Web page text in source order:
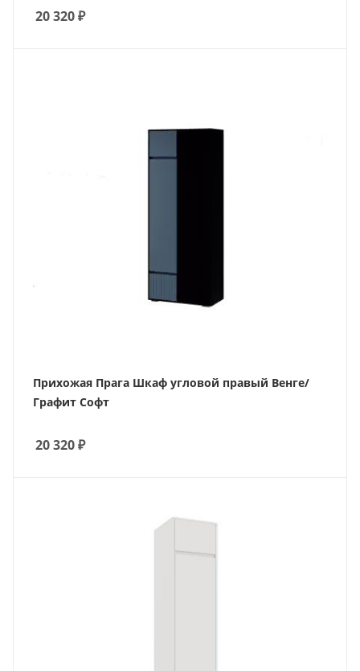
20 320₽
Прихожая Прага Шкаф угловой правый Венге/
Графит Софт
20 320₽